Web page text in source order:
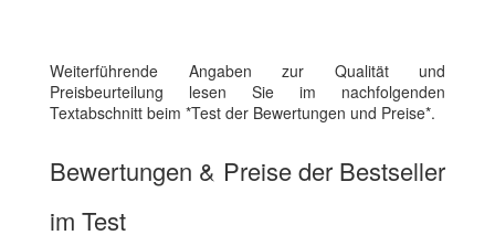
Weiterführende Angaben zur Qualität und
Preisbeurteilung lesen Sie im nachfolgenden
Textabschnitt beim *Test der Bewertungen und Preise*.
Bewertungen & Preise der Bestseller
im Test